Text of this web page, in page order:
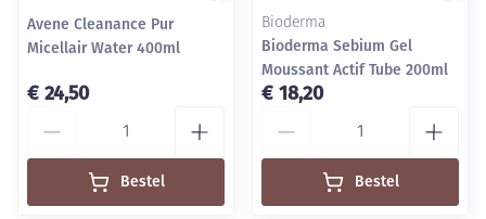
Avene Cleanance Pur
Micellair Water 400ml
€ 24,50
Bestel
Bioderma
Bioderma Sebium Gel
Moussant Actif Tube 200ml
€ 18,20
Bestel